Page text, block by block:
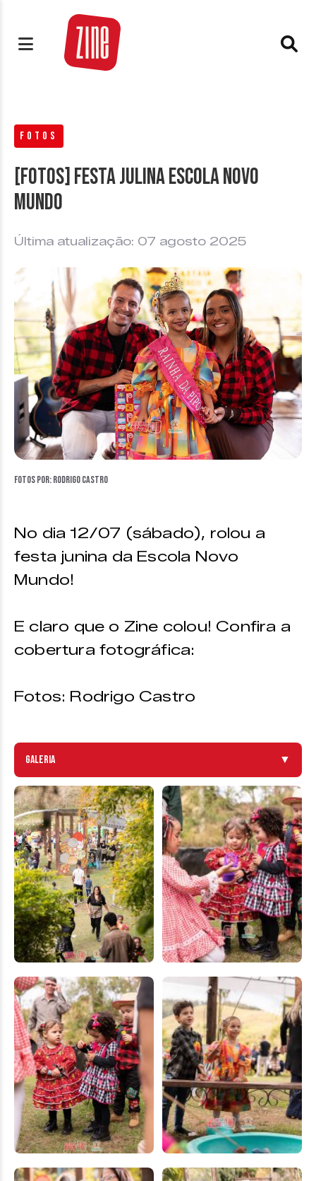
FOTOS
[FOTOS] Festa Julina Escola Novo
Mundo
Última atualização: 07 agosto 2025
Fotos por: Rodrigo Castro
No dia 12/07 (sábado), rolou a
festa junina da Escola Novo
Mundo!
E claro que o Zine colou! Confira a
cobertura fotográfica:
Fotos: Rodrigo Castro
Galeria ▼